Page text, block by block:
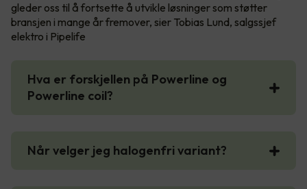
gleder oss til å fortsette å utvikle løsninger som støtter
bransjen i mange år fremover, sier Tobias Lund, salgssjef
elektro i Pipelife
Hva er forskjellen på Powerline og
Powerline coil?
Når velger jeg halogenfri variant?